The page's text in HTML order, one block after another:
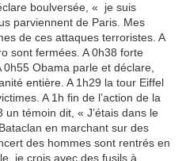
boulversée, « je suis
parviennent de Paris. Mes
de ces attaques terroristes. A
sont fermées. A 0h38 forte
Obama parle et déclare,
entière. A 1h29 la tour Eiffel
A 1h fin de l’action de la
un témoin dit, « J’étais dans le
en marchant sur des
des hommes sont rentrés en
je crois avec des fusils à